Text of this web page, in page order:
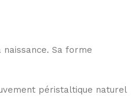
Sa forme
péristaltique naturel